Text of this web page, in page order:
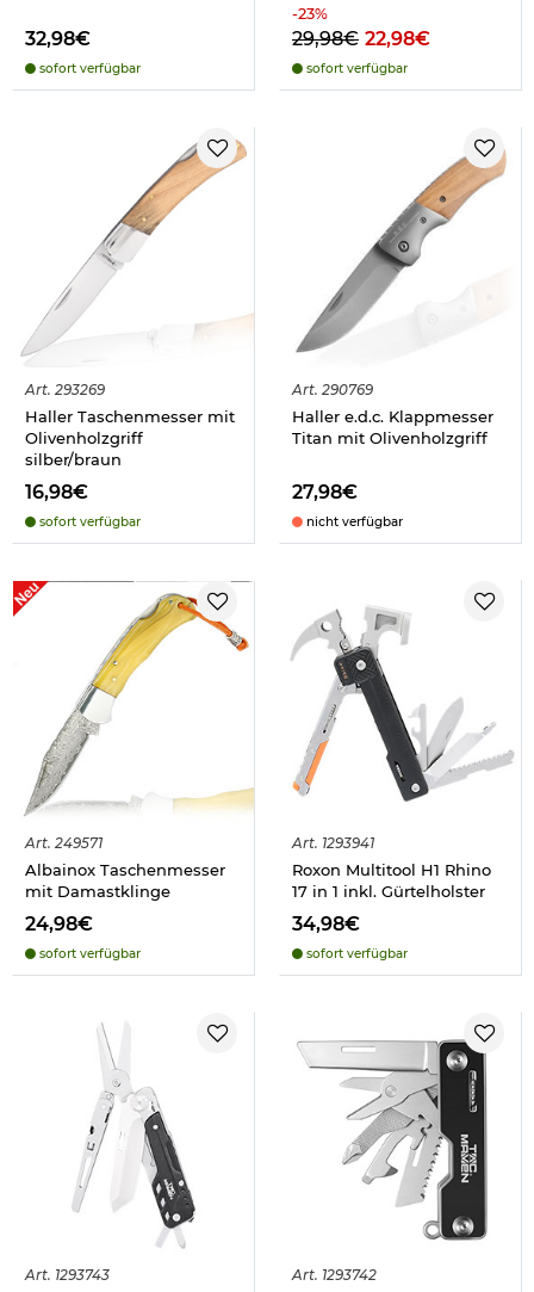
32,98€
sofort verfügbar
-23%
29,98€ 22,98€
sofort verfügbar
Art. 293269
Haller Taschenmesser mit
Olivenholzgriff
silber/braun
16,98€
sofort verfügbar
Art. 290769
Haller e.d.c. Klappmesser
Titan mit Olivenholzgriff
27,98€
nicht verfügbar
Art. 249571
Albainox Taschenmesser
mit Damastklinge
24,98€
sofort verfügbar
Art. 1293941
Roxon Multitool H1 Rhino
17 in 1 inkl. Gürtelholster
34,98€
sofort verfügbar
Art. 1293743 Art. 1293742